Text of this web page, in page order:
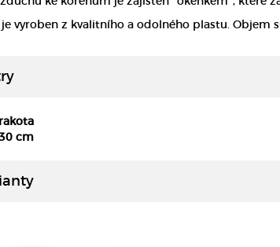
vyroben z kvalitního a odolného plastu. Objem
cm
DETAIL